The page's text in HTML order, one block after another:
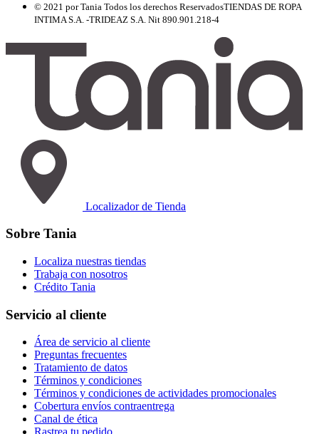
© 2021 por Tania Todos los derechos ReservadosTIENDAS DE ROPA
INTIMA S.A. -TRIDEAZ S.A. Nit 890.901.218-4
Localizador de Tienda
Sobre Tania
Localiza nuestras tiendas
Trabaja con nosotros
Crédito Tania
Servicio al cliente
Área de servicio al cliente
Preguntas frecuentes
Tratamiento de datos
Términos y condiciones
Términos y condiciones de actividades promocionales
Cobertura envíos contraentrega
Canal de ética